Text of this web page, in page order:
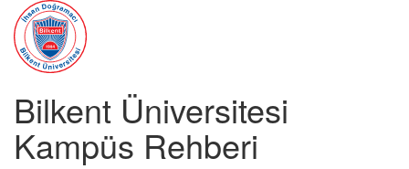
Bilkent Üniversitesi
Kampüs Rehberi